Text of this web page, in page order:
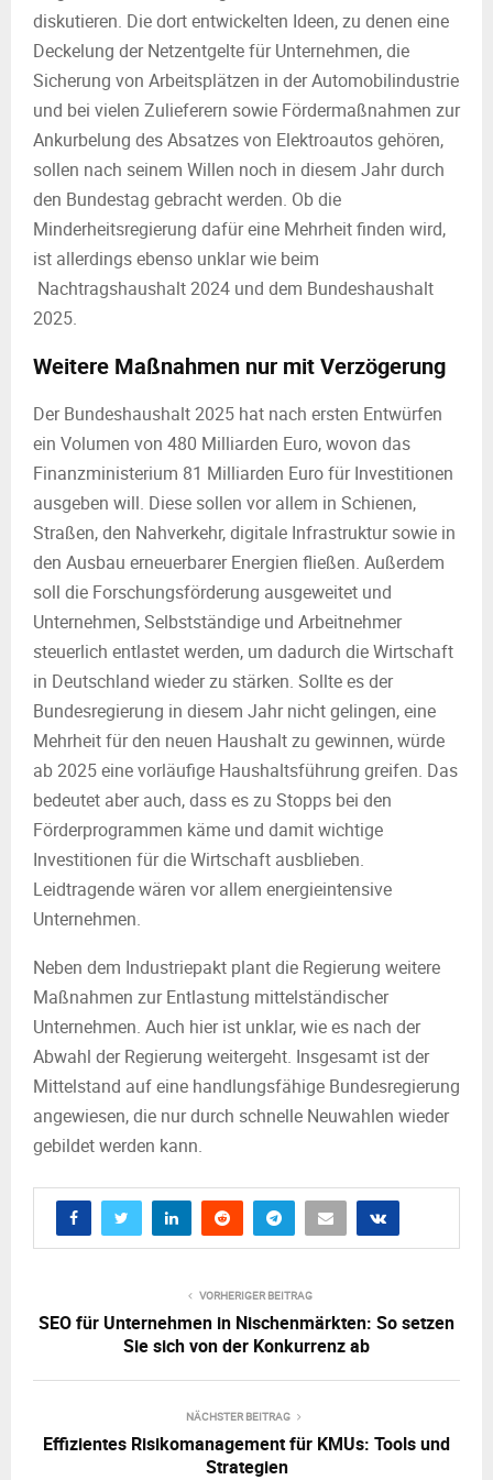
diskutieren. Die dort entwickelten Ideen, zu denen eine
Deckelung der Netzentgelte für Unternehmen, die
Sicherung von Arbeitsplätzen in der Automobilindustrie
und bei vielen Zulieferern sowie Fördermaßnahmen zur
Ankurbelung des Absatzes von Elektroautos gehören,
sollen nach seinem Willen noch in diesem Jahr durch
den Bundestag gebracht werden. Ob die
Minderheitsregierung dafür eine Mehrheit finden wird,
ist allerdings ebenso unklar wie beim
Nachtragshaushalt 2024 und dem Bundeshaushalt
2025.
Weitere Maßnahmen nur mit Verzögerung
Der Bundeshaushalt 2025 hat nach ersten Entwürfen
ein Volumen von 480 Milliarden Euro, wovon das
Finanzministerium 81 Milliarden Euro für Investitionen
ausgeben will. Diese sollen vor allem in Schienen,
Straßen, den Nahverkehr, digitale Infrastruktur sowie in
den Ausbau erneuerbarer Energien fließen. Außerdem
soll die Forschungsförderung ausgeweitet und
Unternehmen, Selbstständige und Arbeitnehmer
steuerlich entlastet werden, um dadurch die Wirtschaft
in Deutschland wieder zu stärken. Sollte es der
Bundesregierung in diesem Jahr nicht gelingen, eine
Mehrheit für den neuen Haushalt zu gewinnen, würde
ab 2025 eine vorläufige Haushaltsführung greifen. Das
bedeutet aber auch, dass es zu Stopps bei den
Förderprogrammen käme und damit wichtige
Investitionen für die Wirtschaft ausblieben.
Leidtragende wären vor allem energieintensive
Unternehmen.
Neben dem Industriepakt plant die Regierung weitere
Maßnahmen zur Entlastung mittelständischer
Unternehmen. Auch hier ist unklar, wie es nach der
Abwahl der Regierung weitergeht. Insgesamt ist der
Mittelstand auf eine handlungsfähige Bundesregierung
angewiesen, die nur durch schnelle Neuwahlen wieder
gebildet werden kann.
VORHERIGER BEITRAG
SEO für Unternehmen in Nischenmärkten: So setzen
Sie sich von der Konkurrenz ab
NÄCHSTER BEITRAG
Effizientes Risikomanagement für KMUs: Tools und
Strategien